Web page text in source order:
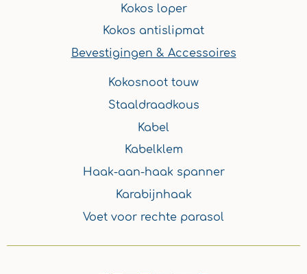
Kokos loper
Kokos antislipmat
Bevestigingen & Accessoires
Kokosnoot touw
Staaldraadkous
Kabel
Kabelklem
Haak-aan-haak spanner
Karabijnhaak
Voet voor rechte parasol